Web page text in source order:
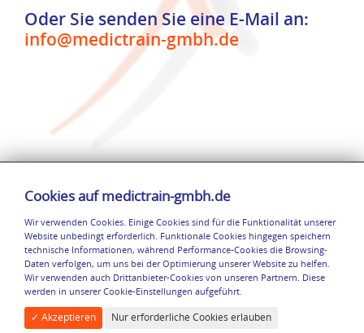
Oder Sie senden Sie eine E-Mail an:
info@medictrain-gmbh.de
Cookies auf medictrain-gmbh.de
Wir verwenden Cookies. Einige Cookies sind für die Funktionalität unserer
Website unbedingt erforderlich. Funktionale Cookies hingegen speichern
technische Informationen, während Performance-Cookies die Browsing-
Daten verfolgen, um uns bei der Optimierung unserer Website zu helfen.
Wir verwenden auch Drittanbieter-Cookies von unseren Partnern. Diese
werden in unserer Cookie-Einstellungen aufgeführt.
✓ Akzeptieren Nur erforderliche Cookies erlauben